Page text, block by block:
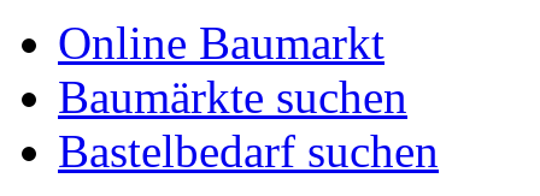
Online Baumarkt
Baumärkte suchen
Bastelbedarf suchen